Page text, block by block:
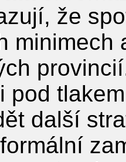
že
minimech
pod
další